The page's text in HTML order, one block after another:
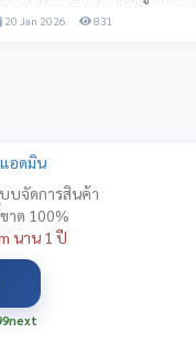
นโครงข่ายอาช...
20 Jan 2026 831
อดมิน
บจัดการสินค้า
าด 100%
นาน 1 ปี